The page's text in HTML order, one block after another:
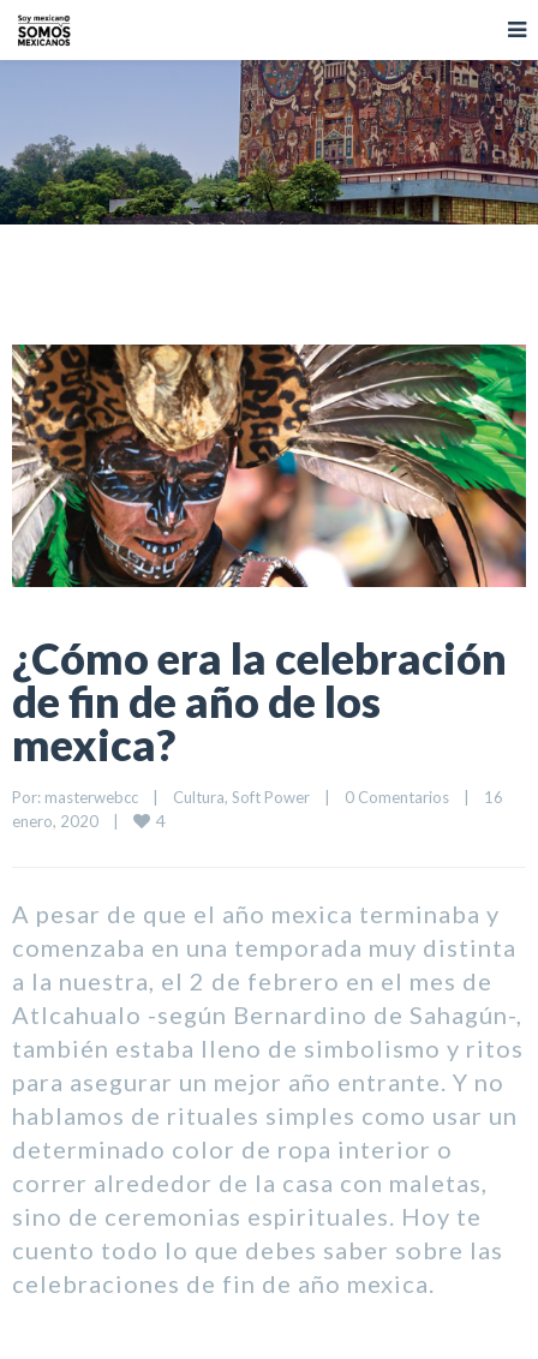
¿Cómo era la celebración
de fin de año de los
mexica?
Por: masterwebcc | Cultura, Soft Power | 0 Comentarios |
16
enero, 2020
| 4
A pesar de que el año mexica terminaba y
comenzaba en una temporada muy distinta
a la nuestra, el 2 de febrero en el mes de
Atlcahualo -según Bernardino de Sahagún-,
también estaba lleno de simbolismo y ritos
para asegurar un mejor año entrante. Y no
hablamos de rituales simples como usar un
determinado color de ropa interior o
correr alrededor de la casa con maletas,
sino de ceremonias espirituales. Hoy te
cuento todo lo que debes saber sobre las
celebraciones de fin de año mexica.